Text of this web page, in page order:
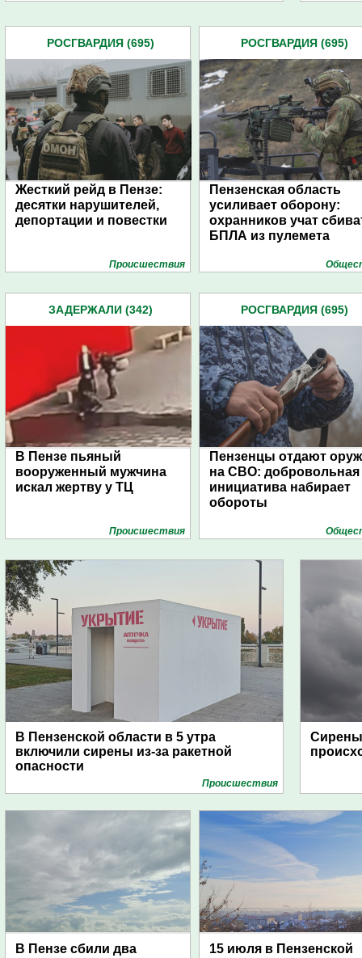
РОСГВАРДИЯ (695)
Жесткий рейд в Пензе:
десятки нарушителей,
депортации и повестки
Проиcшествия
РОСГВАРДИЯ (695)
Пензенская область
усиливает оборону:
охранников учат
БПЛА из пулемета
ЗАДЕРЖАЛИ (342)
В Пензе пьяный
вооруженный мужчина
искал жертву у ТЦ
Проиcшествия
РОСГВАРДИЯ (695)
Пензенцы отдают
на СВО: добровольная
инициатива набирает
обороты
В Пензенской области в 5 утра
включили сирены из-за ракетной
опасности
Проиcшествия
Сирены
В Пензе сбили два
15 июля в Пензенской